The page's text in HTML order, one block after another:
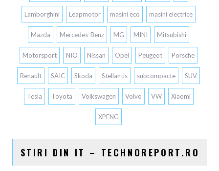
Lamborghini Leapmotor masini eco masini electrice
Mazda Mercedes-Benz MG MINI Mitsubishi
Motorsport NIO Nissan Opel Peugeot Porsche
Renault SAIC Skoda Stellantis subcompacte SUV
Tesla Toyota Volkswagen Volvo VW Xiaomi
XPENG
STIRI DIN IT – TECHNOREPORT.RO